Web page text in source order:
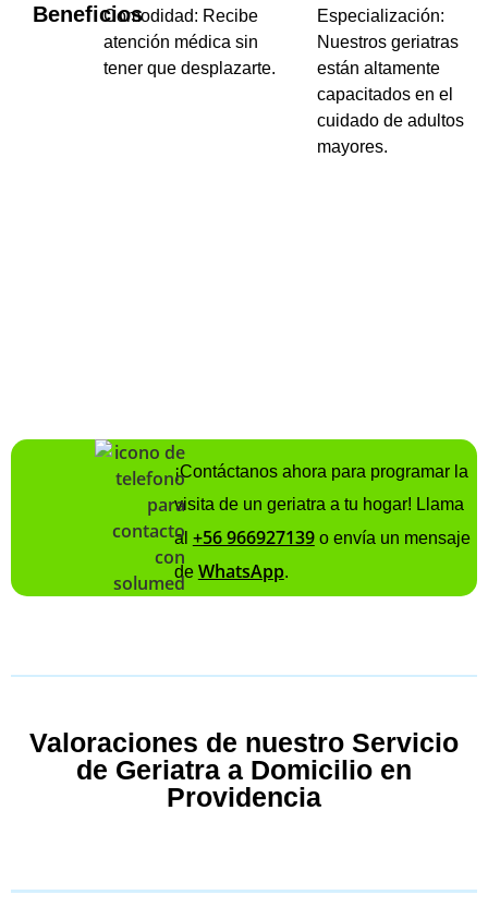
BeneficiosComodidad: Recibe
atención médica sin
tener que desplazarte.
Especialización:
Nuestros geriatras
están altamente
capacitados en el
cuidado de adultos
mayores.
¡Contáctanos ahora para programar la
visita de un geriatra a tu hogar! Llama
al +56 966927139o envía un mensaje
de WhatsApp.
Valoraciones de nuestro Servicio
de Geriatra a Domicilio en
Providencia